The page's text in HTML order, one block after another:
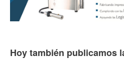
Hoy también publicamos